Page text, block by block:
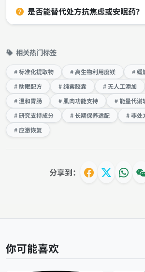
是否能替代处方抗焦虑或安眠药？
相关热门标签
# 标准化提取物 # 高生物利用度镁
# 缓
# 助眠配方
# 纯素胶囊 # 无人工添加
# 温和胃肠
# 肌肉功能支持
# 能量代谢
# 研究支持成分
# 长期保养适配
# 非处
# 应激恢复
分享到：
你可能喜欢